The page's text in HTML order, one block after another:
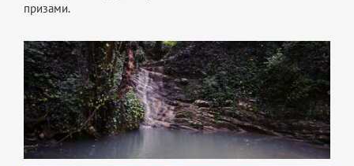
призами.